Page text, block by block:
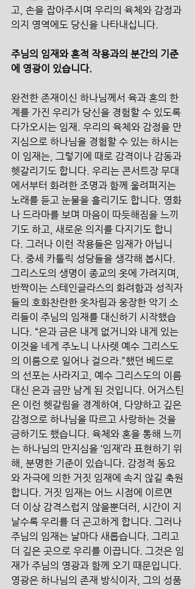
고, 손을 잡아주시며 우리의 육체와 감정과
의지 영역에도 당신을 나타내십니다.
주님의 임재와 혼적 작용과의 분간의 기준
에 영광이 있습니다.
완전한 존재이신 하나님께서 육과 혼의 한
계를 가진 우리가 당신을 경험할 수 있도록
다가오시는 임재. 우리의 육체와 감정을 만
지심으로 하나님을 경험할 수 있는 하시는
이 임재는, 그렇기에 때로 감격이나 감동과
헷갈리기도 합니다. 우리는 콘서트장 무대
에서부터 화려한 조명과 함께 울려퍼지는
노래를 듣고 눈물을 흘리기도 합니다. 영화
나 드라마를 보며 마음이 따듯해짐을 느끼
기도 하고, 새로운 의지를 다지기도 합니
다. 그러나 이런 작용들은 임재가 아닙니
다. 중세 카톨릭 성당들을 생각해 봅시다.
그리스도의 생명이 종교의 옷에 가려지며,
반짝이는 스테인글라스의 화려함과 성직자
들의 호화찬란한 옷차림과 웅장한 악기 소
리들이 주님의 임재를 대신하기 시작했습
니다. “은과 금은 내게 없거니와 내게 있는
이것을 네게 주노니 나사렛 예수 그리스도
의 이름으로 일어나 걸으라.”했던 베드로
의 선포는 사라지고, 예수 그리스도의 이름
대신 은과 금만 남게 된 것입니다. 어거스틴
은 이런 헷갈림을 경계하여, 다양하고 깊은
감정으로 하나님을 따르고 사랑하는 것을
금하기도 했습니다. 육체와 혼을 통해 느끼
는 하나님의 만지심을 ‘임재’라 표현하기 위
해, 분명한 기준이 있습니다. 감정적 동요
와 자극에 의한 거짓 임재에 속지 않길 축원
합니다. 거짓 임재는 어느 시점에 이르면
더 이상 감격스럽지 않을뿐더러, 시간이 지
날수록 우리를 더 곤고하게 합니다. 그러나
주님의 임재는 날마다 새롭습니다. 그리고
더 깊은 곳으로 우리를 이끕니다. 그것은 임
재가 주님의 영광과 함께 오기 때문입니다.
영광은 하나님의 존재 방식이자, 그의 성품